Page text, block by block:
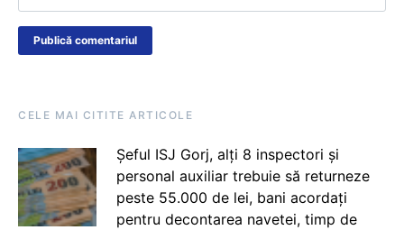
CELE MAI CITITE ARTICOLE
Șeful ISJ Gorj, alți 8 inspectori și
personal auxiliar trebuie să returneze
peste 55.000 de lei, bani acordați
pentru decontarea navetei, timp de